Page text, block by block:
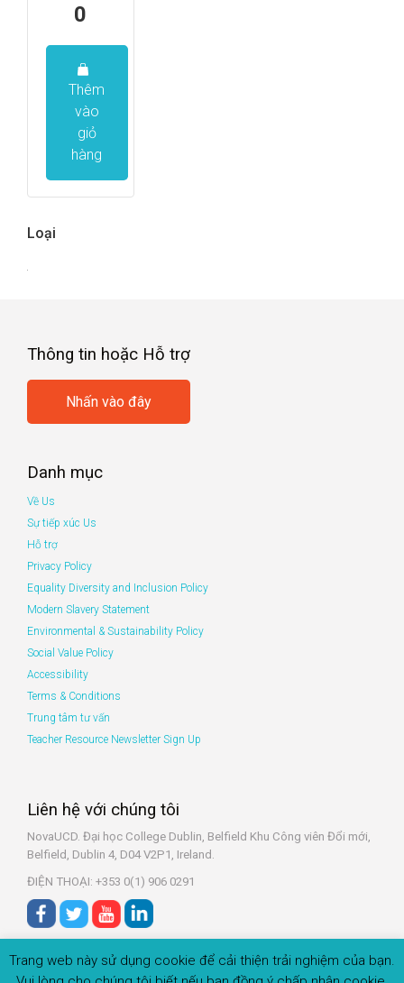
0
Thêm
vào
giỏ
hàng
Loại
Thông tin hoặc Hỗ trợ
Nhấn vào đây
Danh mục
Về Us
Sự tiếp xúc Us
Hỗ trợ
Privacy Policy
Equality Diversity and Inclusion Policy
Modern Slavery Statement
Environmental & Sustainability Policy
Social Value Policy
Accessibility
Terms & Conditions
Trung tâm tư vấn
Teacher Resource Newsletter Sign Up
Liên hệ với chúng tôi
NovaUCD. Đại học College Dublin, Belfield Khu Công viên Đổi mới,
Belfield, Dublin 4, D04 V2P1, Ireland.
ĐIỆN THOẠI: +353 0(1) 906 0291
Trang web này sử dụng cookie để cải thiện trải nghiệm của bạn.